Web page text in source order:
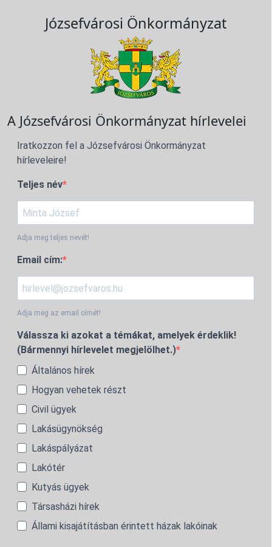
Józsefvárosi Önkormányzat
A Józsefvárosi Önkormányzat hírlevelei
Iratkozzon fel a Józsefvárosi Önkormányzat
hírleveleire!
Teljes név
Adja meg teljes nevét!
Email cím:
Adja meg az email címét!
Válassza ki azokat a témákat, amelyek érdeklik!
(Bármennyi hírlevelet megjelölhet.)
Általános hírek
Hogyan vehetek részt
Civil ügyek
Lakásügynökség
Lakáspályázat
Lakótér
Kutyás ügyek
Társasházi hírek
Állami kisajátításban érintett házak lakóinak